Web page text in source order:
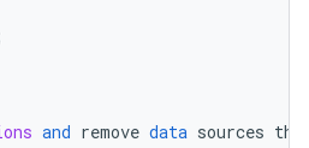
and remove data sources